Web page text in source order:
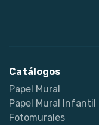
Catálogos
Papel Mural
Papel Mural Infantil
Fotomurales